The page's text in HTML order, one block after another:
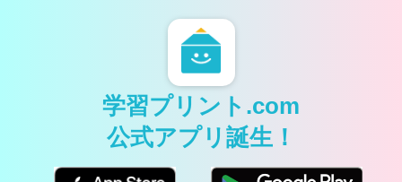
学習プリント.com
公式アプリ誕生！